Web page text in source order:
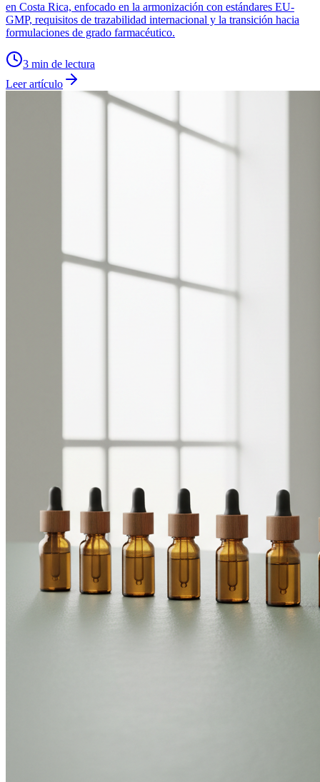
en Costa Rica, enfocado en la armonización con estándares EU-
GMP, requisitos de trazabilidad internacional y la transición hacia
formulaciones de grado farmacéutico.
3 min de lectura
Leer artículo